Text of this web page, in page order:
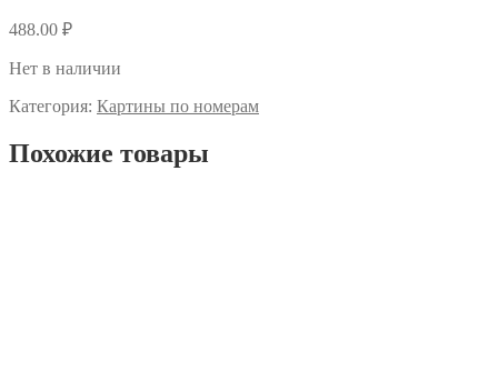
488.00 ₽
Нет в наличии
Категория: Картины по номерам
Похожие товары